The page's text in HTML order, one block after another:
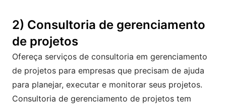
2) Consultoria de gerenciamento
de projetos
Ofereça serviços de consultoria em gerenciamento
de projetos para empresas que precisam de ajuda
para planejar, executar e monitorar seus projetos.
Consultoria de gerenciamento de projetos tem